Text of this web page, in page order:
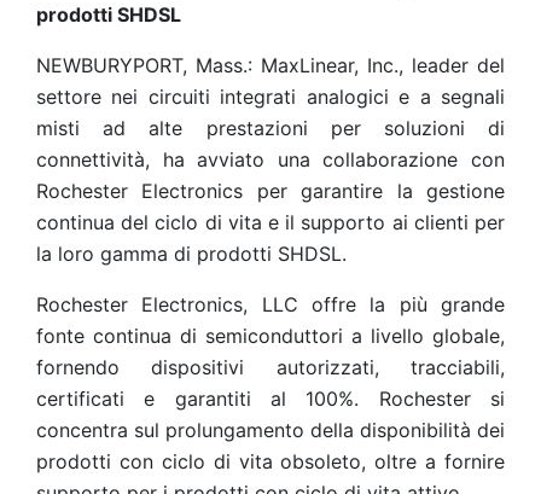
prodotti SHDSL
NEWBURYPORT, Mass.: MaxLinear, Inc., leader del
settore nei circuiti integrati analogici e a segnali
misti ad alte prestazioni per soluzioni di
connettività, ha avviato una collaborazione con
Rochester Electronics per garantire la gestione
continua del ciclo di vita e il supporto ai clienti per
la loro gamma di prodotti SHDSL.
Rochester Electronics, LLC offre la più grande
fonte continua di semiconduttori a livello globale,
fornendo dispositivi autorizzati, tracciabili,
certificati e garantiti al 100%. Rochester si
concentra sul prolungamento della disponibilità dei
prodotti con ciclo di vita obsoleto, oltre a fornire